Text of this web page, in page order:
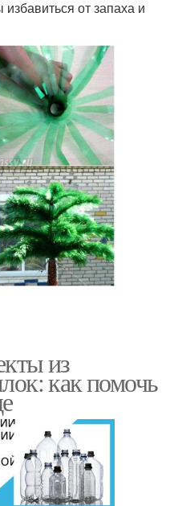
от запаха и
из
как помочь